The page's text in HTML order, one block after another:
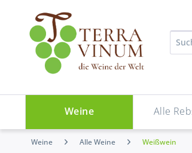
Weine Alle
Weine Alle Weine Weißwein